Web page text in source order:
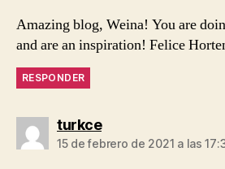
Amazing blog, Weina! You are
and are an inspiration! Felice
RESPONDER
turkcedice:
15 de febrero de 2021 a las